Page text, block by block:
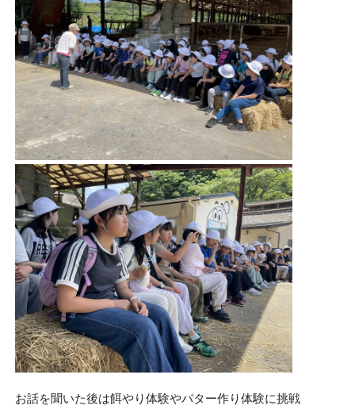
お話を聞いた後は餌やり体験やバター作り体験に挑戦